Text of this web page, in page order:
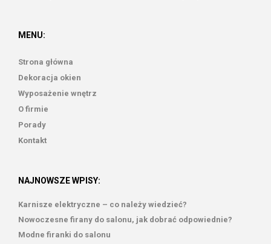
MENU:
Strona główna
Dekoracja okien
Wyposażenie wnętrz
O firmie
Porady
Kontakt
NAJNOWSZE WPISY:
Karnisze elektryczne – co należy wiedzieć?
Nowoczesne firany do salonu, jak dobrać odpowiednie?
Modne firanki do salonu